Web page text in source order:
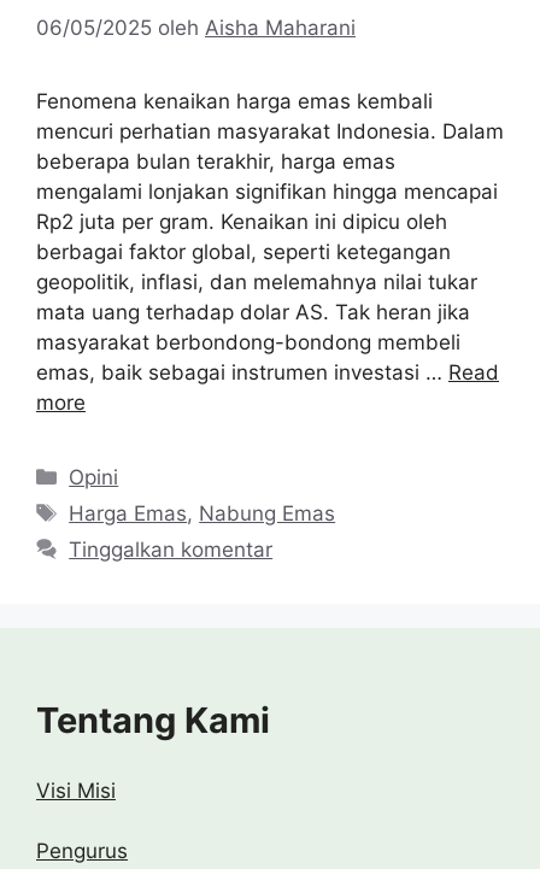
06/05/2025 oleh Aisha Maharani
Fenomena kenaikan harga emas kembali
mencuri perhatian masyarakat Indonesia. Dalam
beberapa bulan terakhir, harga emas
mengalami lonjakan signifikan hingga mencapai
Rp2 juta per gram. Kenaikan ini dipicu oleh
berbagai faktor global, seperti ketegangan
geopolitik, inflasi, dan melemahnya nilai tukar
mata uang terhadap dolar AS. Tak heran jika
masyarakat berbondong-bondong membeli
emas, baik sebagai instrumen investasi … Read
more
Kategori
Opini
Tag
Harga Emas, Nabung Emas
Tinggalkan komentar
Tentang Kami
Visi Misi
Pengurus